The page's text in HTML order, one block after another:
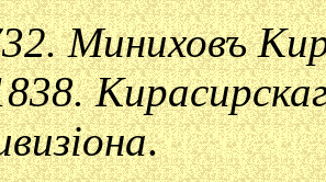
Миниховъ
.